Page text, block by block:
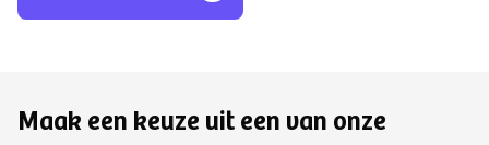
Maak een keuze uit een van onze